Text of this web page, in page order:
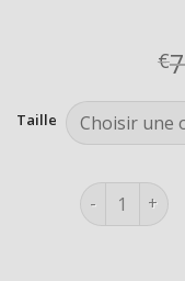
€
Taille
quantité de